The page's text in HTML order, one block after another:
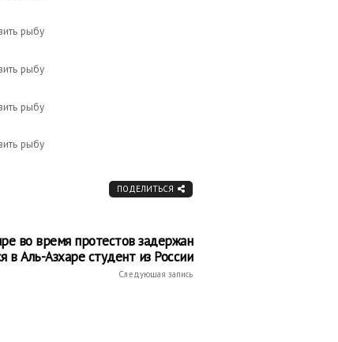
ПОДЕЛИТЬСЯ
во время протестов задержан
в Аль-Азхаре студент из России
Следующая запись